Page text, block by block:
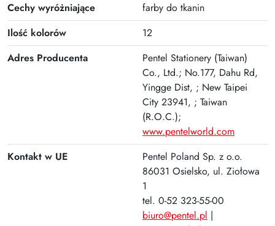
Plastyczne i kreatywne
Organizacja dokumentów
Produkty upominkowe
EKO-RECYCOLOGY
Wyprawka szkolna
Zszywacze | Zszywki
Kamuflaż dokumentów
Zero Max Teczka Skoroszytowa
Cechy wyróżniające
farby do tkanin
Ilość kolorów
12
Adres Producenta
Pentel Stationery (Taiwan)
Co., Ltd.; No.177, Dahu Rd,
Yingge Dist, ; New Taipei
City 23941, ; Taiwan
(R.O.C.);
www.pentelworld.com
Kontakt w UE
Pentel Poland Sp. z o.o.
86031 Osielsko, ul. Ziołowa
1
tel. 0-52 323-55-00
biuro@pentel.pl |